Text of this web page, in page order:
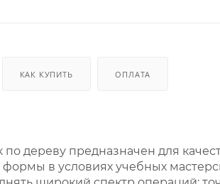
КАК КУПИТЬ ОПЛАТА
дереву предназначен для
в условиях учебных